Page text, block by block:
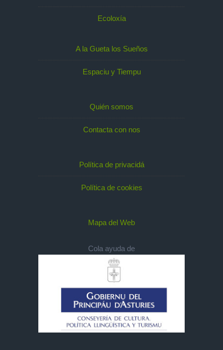
Ecoloxía
A la Gueta los Sueños
Espaciu y Tiempu
Quién somos
Contacta con nos
Política de privacidá
Política de cookies
Mapa del Web
Cola ayuda de